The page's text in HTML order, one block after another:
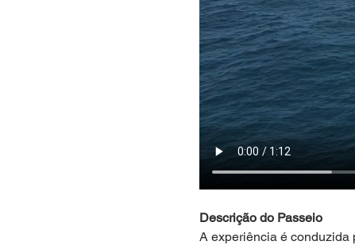
Descrição do Passeio
A experiência é conduzida